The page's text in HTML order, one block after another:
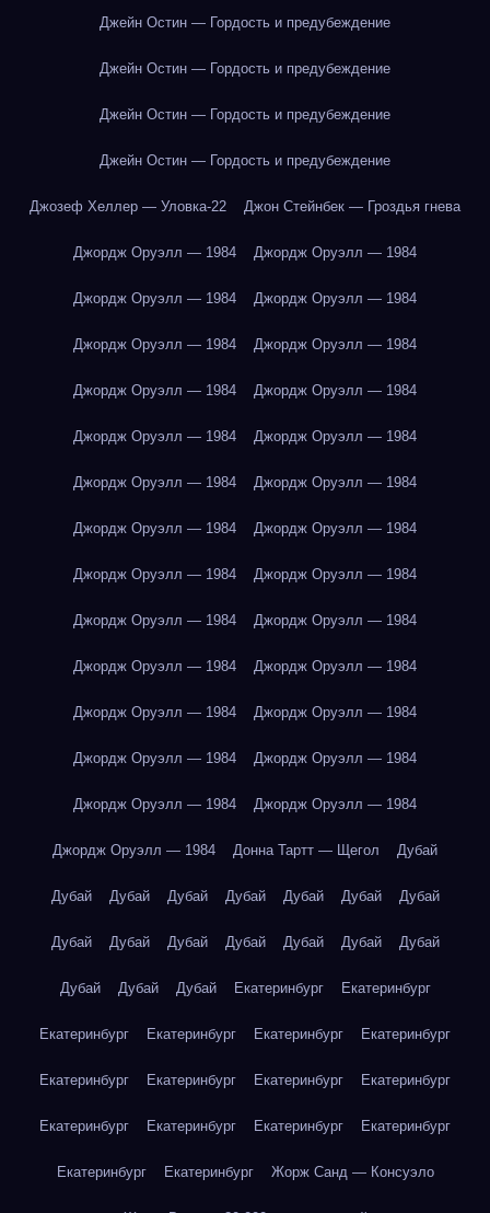
Джейн Остин — Гордость и предубеждение
Джейн Остин — Гордость и предубеждение
Джейн Остин — Гордость и предубеждение
Джейн Остин — Гордость и предубеждение
Джозеф Хеллер — Уловка-22 Джон Стейнбек — Гроздья гнева
Джордж Оруэлл — 1984 Джордж Оруэлл — 1984
Джордж Оруэлл — 1984 Джордж Оруэлл — 1984
Джордж Оруэлл — 1984 Джордж Оруэлл — 1984
Джордж Оруэлл — 1984 Джордж Оруэлл — 1984
Джордж Оруэлл — 1984 Джордж Оруэлл — 1984
Джордж Оруэлл — 1984 Джордж Оруэлл — 1984
Джордж Оруэлл — 1984 Джордж Оруэлл — 1984
Джордж Оруэлл — 1984 Джордж Оруэлл — 1984
Джордж Оруэлл — 1984 Джордж Оруэлл — 1984
Джордж Оруэлл — 1984 Джордж Оруэлл — 1984
Джордж Оруэлл — 1984 Джордж Оруэлл — 1984
Джордж Оруэлл — 1984 Джордж Оруэлл — 1984
Джордж Оруэлл — 1984 Джордж Оруэлл — 1984
Джордж Оруэлл — 1984 Донна Тартт — Щегол Дубай
Дубай Дубай Дубай Дубай Дубай Дубай Дубай
Дубай Дубай Дубай Дубай Дубай Дубай Дубай
Дубай Дубай Дубай Екатеринбург Екатеринбург
Екатеринбург Екатеринбург Екатеринбург Екатеринбург
Екатеринбург Екатеринбург Екатеринбург Екатеринбург
Екатеринбург Екатеринбург Екатеринбург Екатеринбург
Екатеринбург Екатеринбург Жорж Санд — Консуэло